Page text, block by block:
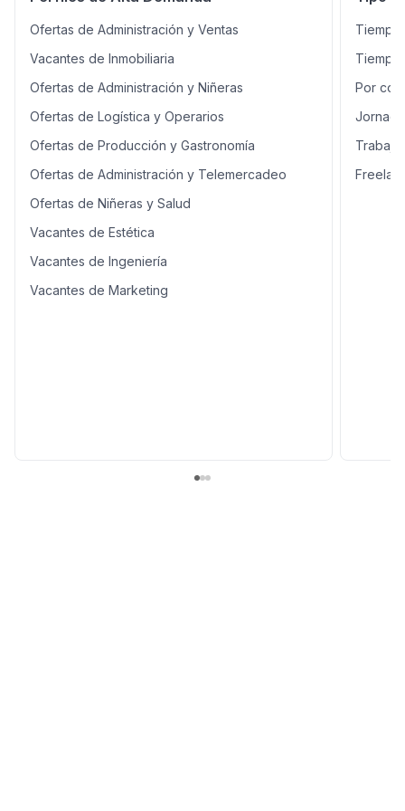
necesario - Debe tener
alimentos y carnet al día
Ofertas de Administración y Ventas
Vacantes de Inmobiliaria
Ofertas de Administración y Niñeras
Ofertas de Logística y Operarios
Ofertas de Producción y Gastronomía
Ofertas de Administración y Telemercadeo
Ofertas de Niñeras y Salud
Vacantes de Estética
Vacantes de Ingeniería
Vacantes de Marketing
Tiempo
Por